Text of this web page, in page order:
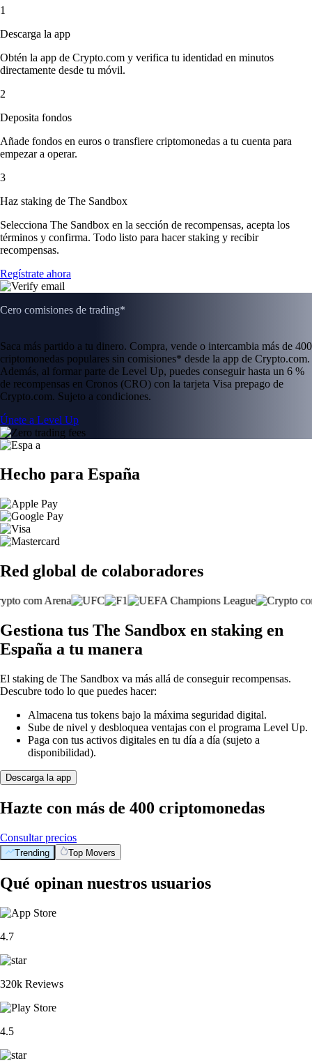
1
Descarga la app
Obtén la app de Crypto.com y verifica tu identidad en minutos
directamente desde tu móvil.
2
Deposita fondos
Añade fondos en euros o transfiere criptomonedas a tu cuenta para
empezar a operar.
3
Haz staking de The Sandbox
Selecciona The Sandbox en la sección de recompensas, acepta los
términos y confirma. Todo listo para hacer staking y recibir
recompensas.
Regístrate ahora
Cero comisiones de trading*
Saca más partido a tu dinero. Compra, vende o intercambia más de 400
criptomonedas populares sin comisiones* desde la app de Crypto.com.
Además, al formar parte de Level Up, puedes conseguir hasta un 6 %
de recompensas en Cronos (CRO) con la tarjeta Visa prepago de
Crypto.com. Sujeto a condiciones.
Únete a Level Up
Hecho para España
Red global de colaboradores
Gestiona tus The Sandbox en staking en
España a tu manera
El staking de The Sandbox va más allá de conseguir recompensas.
Descubre todo lo que puedes hacer:
Almacena tus tokens bajo la máxima seguridad digital.
Sube de nivel y desbloquea ventajas con el programa Level Up.
Paga con tus activos digitales en tu día a día (sujeto a
disponibilidad).
Descarga la app
Hazte con más de 400 criptomonedas
Consultar precios
Trending Top Movers
Qué opinan nuestros usuarios
4.7
320k Reviews
4.5